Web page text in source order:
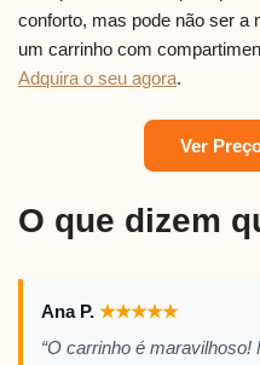
conforto, mas pode não ser a
um carrinho com
Adquira o seu agora.
Ver
O que dizem
Ana P. ★★★★★
“O carrinho é